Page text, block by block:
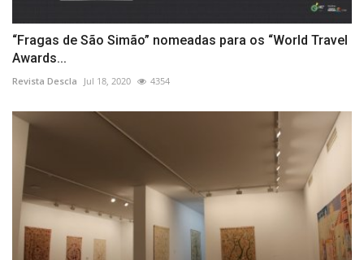
“Fragas de São Simão” nomeadas para os “World Travel
Awards...
Revista Descla Jul 18, 2020 4354